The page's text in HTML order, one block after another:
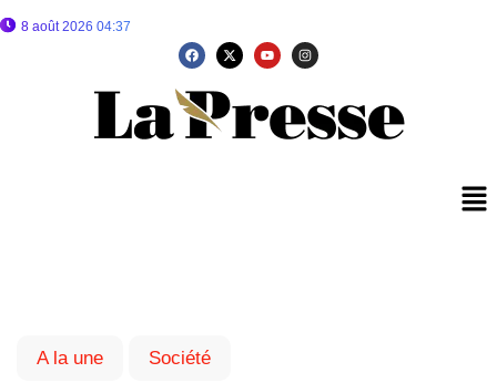
8 août 2026 04:37
A la une Société